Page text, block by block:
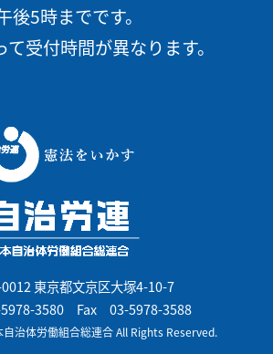
後5時までです。
受付時間が異なります。
東京都文京区大塚4-10-7
3580Fax 03-5978-3588
治体労働組合総連合 All Rights Reserved.